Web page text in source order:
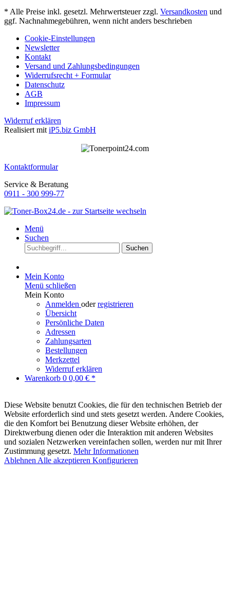
* Alle Preise inkl. gesetzl. Mehrwertsteuer zzgl. Versandkosten und
ggf. Nachnahmegebühren, wenn nicht anders beschrieben
Cookie-Einstellungen
Newsletter
Kontakt
Versand und Zahlungsbedingungen
Widerrufsrecht + Formular
Datenschutz
AGB
Impressum
Widerruf erklären
Realisiert mit iP5.biz GmbH
Kontaktformular
Service & Beratung
0911 - 300 999-77
Menü
Suchen
Suchen
Mein Konto
Menü schließen
Mein Konto
Anmelden oderregistrieren
Übersicht
Persönliche Daten
Adressen
Zahlungsarten
Bestellungen
Merkzettel
Widerruf erklären
Warenkorb 0 0,00 € *
Diese Website benutzt Cookies, die für den technischen Betrieb der
Website erforderlich sind und stets gesetzt werden. Andere Cookies,
die den Komfort bei Benutzung dieser Website erhöhen, der
Direktwerbung dienen oder die Interaktion mit anderen Websites
und sozialen Netzwerken vereinfachen sollen, werden nur mit Ihrer
Zustimmung gesetzt. Mehr Informationen
Ablehnen Alle akzeptieren Konfigurieren